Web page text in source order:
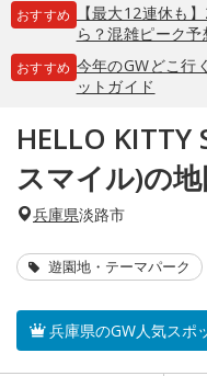
おすすめ
【最大12連休も
ら？混雑ピーク
おすすめ 今年のGWどこ行
ットガイド
HELLO KITTY
スマイル)の
兵庫県淡路市
遊園地・テーマパーク
兵庫県のGW人気スポ